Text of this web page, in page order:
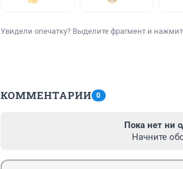
Увидели опечатку? Выделите фрагмент и
КОММЕНТАРИИ 0
Пока нет ни
Начните